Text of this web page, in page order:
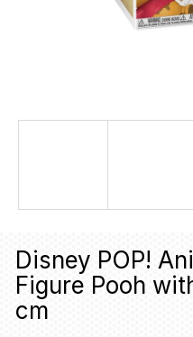
Disney POP!
Figure Pooh
cm
n
í
?